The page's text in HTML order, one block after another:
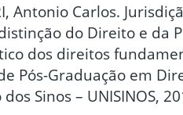
Antonio Carlos.
do Direito e da
dos direitos
Pós-Graduação em
Sinos – UNISINOS,